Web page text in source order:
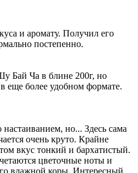
и аромату. Получил его
постепенно.
Бай Ча в блине 200г, но
еще более удобном формате.
но... Здесь сама
очень круто. Крайне
вкус тонкий и бархатистый.
цветочные ноты и
влажной коры. Интересный